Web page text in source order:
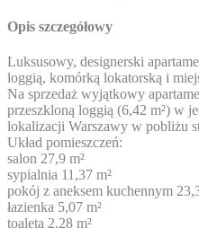
Opis szczegółowy
Luksusowy, designerski
loggią, komórką lokatorską i
Na sprzedaż wyjątkowy
przeszkloną loggią (6,42 m²) w
lokalizacji Warszawy w pobliżu
Układ pomieszczeń:
salon 27,9 m²
sypialnia 11,37 m²
pokój z aneksem kuchennym
łazienka 5,07 m²
toaleta 2,28 m²